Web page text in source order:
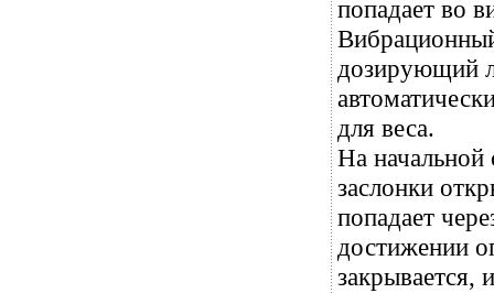
попадает во
дозирующий
для веса.
На начальной
заслонки
попадает
достижении
закрывается,